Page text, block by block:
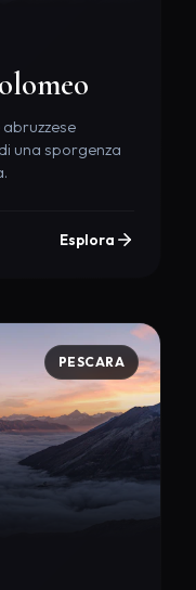
una sporgenza
Esplora
PESCARA